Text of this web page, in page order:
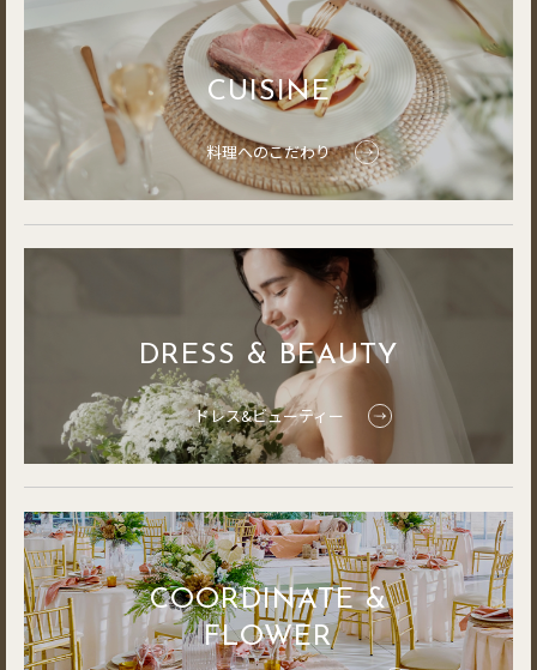
CUISINE
料理へのこだわり
DRESS & BEAUTY
ドレス&ビューティー
COORDINATE &
FLOWER